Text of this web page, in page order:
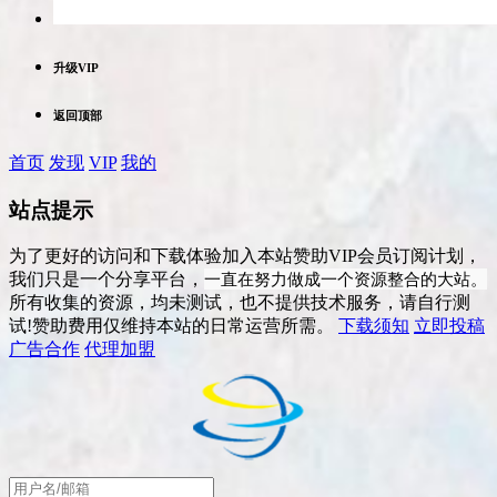
升级VIP
返回顶部
首页 发现 VIP 我的
站点提示
为了更好的访问和下载体验加入本站赞助VIP会员订阅计划，
我们只是一个分享平台， 一直在努力做成一个资源整合的大站。
所有收集的资源，均未测试，也不提供技术服务，请自行测
试!赞助费用仅维持本站的日常运营所需。 下载须知 立即投稿
广告合作 代理加盟